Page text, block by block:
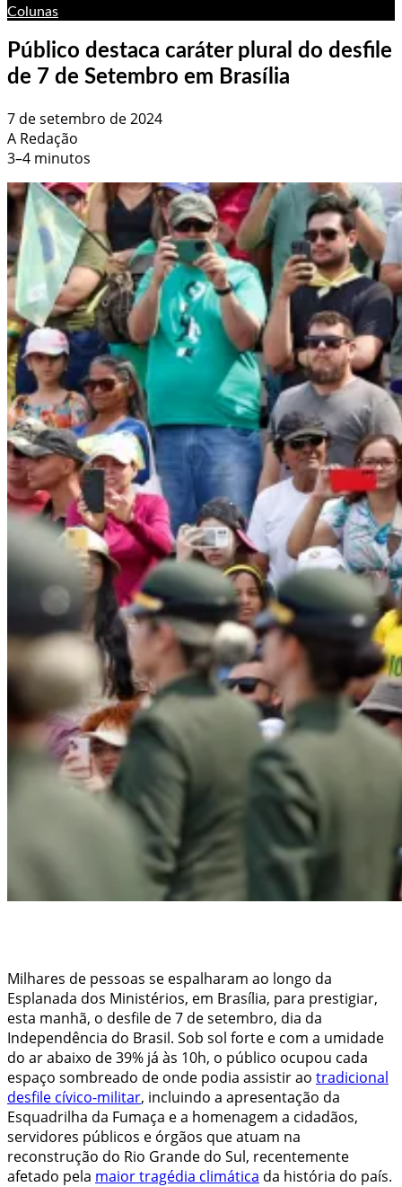
Colunas
Público destaca caráter plural do desfile
de 7 de Setembro em Brasília
7 de setembro de 2024
A Redação
3–4 minutos
Milhares de pessoas se espalharam ao longo da
Esplanada dos Ministérios, em Brasília, para prestigiar,
esta manhã, o desfile de 7 de setembro, dia da
Independência do Brasil. Sob sol forte e com a umidade
do ar abaixo de 39% já às 10h, o público ocupou cada
espaço sombreado de onde podia assistir ao tradicional
desfile cívico-militar, incluindo a apresentação da
Esquadrilha da Fumaça e a homenagem a cidadãos,
servidores públicos e órgãos que atuam na
reconstrução do Rio Grande do Sul, recentemente
afetado pela maior tragédia climática da história do país.